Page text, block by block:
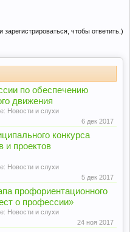
чтобы ответить.)
по обеспечению
движения
Новости и слухи
6 дек 2017
конкурса
и проектов
Новости и слухи
5 дек 2017
профориентационного
о профессии»
Новости и слухи
24 ноя 2017